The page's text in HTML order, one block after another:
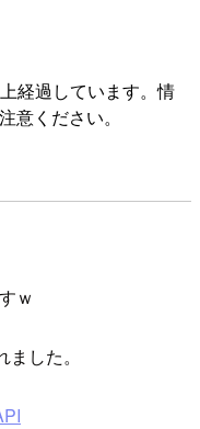
経過しています。情
意ください。
ｗ
した。